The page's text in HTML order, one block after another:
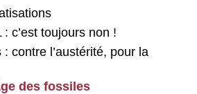
c’est toujours non !
contre l’austérité, pour la
des fossiles